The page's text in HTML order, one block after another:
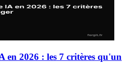
en 2026 : les 7 critères qu'un